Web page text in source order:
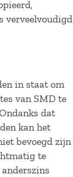
verveelvoudigd
in staat om
van SMD te
dat
kan het
bevoegd zijn
te